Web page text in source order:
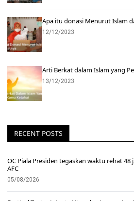
Apa itu donasi Menurut Islam
12/12/2023
Arti Berkat dalam Islam yang
13/12/2023
RECENT POSTS
OC Piala Presiden tegaskan waktu rehat 48
AFC
05/08/2026